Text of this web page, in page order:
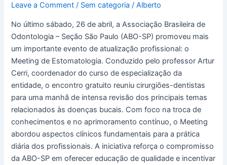
Leave a Comment / Sem categoria /Alberto
No último sábado, 26 de abril, a Associação Brasileira de
Odontologia – Seção São Paulo (ABO-SP) promoveu mais
um importante evento de atualização profissional: o
Meeting de Estomatologia. Conduzido pelo professor Artur
Cerri, coordenador do curso de especialização da
entidade, o encontro gratuito reuniu cirurgiões-dentistas
para uma manhã de intensa revisão dos principais temas
relacionados às doenças bucais. Com foco na troca de
conhecimentos e no aprimoramento contínuo, o Meeting
abordou aspectos clínicos fundamentais para a prática
diária dos profissionais. A iniciativa reforça o compromisso
da ABO-SP em oferecer educação de qualidade e incentivar
profissionais